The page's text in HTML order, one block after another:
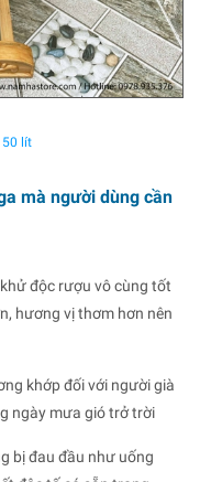
50 lít
mà người dùng cần
độc rượu vô cùng tốt
hương vị thơm hơn nên
khớp đối với người già
ngày mưa gió trở trời
bị đau đầu như uống